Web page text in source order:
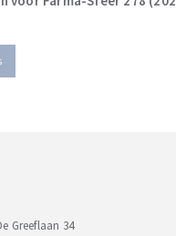
Greeflaan 34